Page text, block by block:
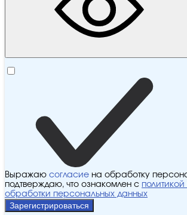
Выражаю согласие на обработку
подтверждаю, что ознакомлен с
обработки персональных данных
Зарегистрироваться